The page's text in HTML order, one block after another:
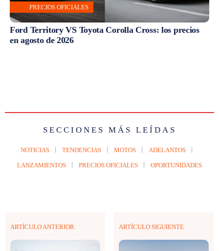
PRECIOS OFICIALES
Ford Territory VS Toyota Corolla Cross: los precios
en agosto de 2026
SECCIONES MÁS LEÍDAS
NOTICIAS TENDENCIAS MOTOS ADELANTOS
LANZAMIENTOS PRECIOS OFICIALES OPORTUNIDADES
ARTÍCULO ANTERIOR ARTÍCULO SIGUIENTE